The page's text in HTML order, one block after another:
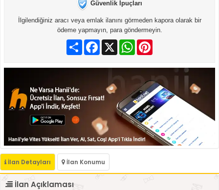
Güvenlik İpuçları
İlgilendiğiniz aracı veya emlak ilanını görmeden kapora olarak bir
ödeme yapmayın, para göndermeyin.
PaylaşFacebook
X WhatsApp
İlan Detayları İlan Konumu
İlan Açıklaması